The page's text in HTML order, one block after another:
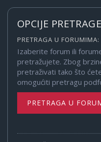
OPCIJE PRETRAGE
PRETRAGA U FORUMIMA:
Izaberite forum ili
pretražujete. Zbog
pretraživati tako što
omogućiti pretragu
PRETRAGA U